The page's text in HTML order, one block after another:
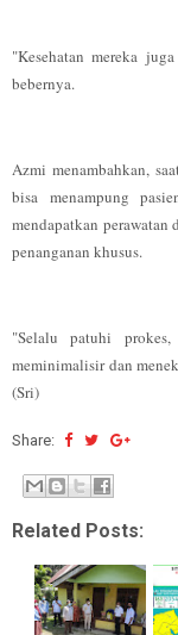
"Kesehatan mereka
bebernya.
Azmi menambahkan,
bisa menampung
mendapatkan perawatan
penanganan khusus.
"Selalu patuhi
meminimalisir dan
(Sri)
Share:
Related Posts: